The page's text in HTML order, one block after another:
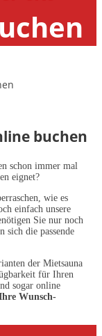
buchen
schon immer mal
eignet?
wie es
einfach unsere
Sie nur noch
sich die passende
der Mietsauna
für Ihren
sogar online
Wunsch-